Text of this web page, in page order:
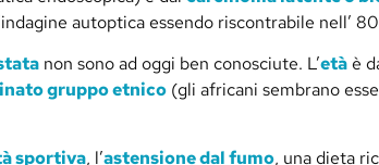
autoptica essendo riscontrabile nell’
non sono ad oggi ben conosciute. L’etàè
gruppo etnico (gli africani sembrano
sportiva, l’astensione dal fumo, una dieta